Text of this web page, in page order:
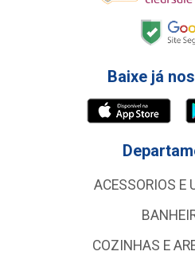
Baixe já
ACESSORIOS E
COZINHAS E